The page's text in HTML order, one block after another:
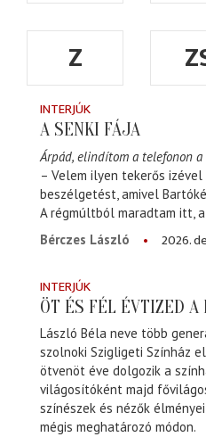
Z
INTERJÚK
A SENKI FÁJA
Árpád, elindítom a telefonon
– Velem ilyen tekerős
beszélgetést, amivel
A régmúltból maradtam itt,
Bérczes László
2026.
INTERJÚK
ÖT ÉS FÉL ÉVTIZED A
László Béla neve több
szolnoki Szigligeti Színház
ötvenöt éve dolgozik a
világosítóként majd
színészek és nézők
mégis meghatározó módon.